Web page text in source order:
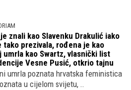
znali kao Slavenku Drakulić iako
tako prezivala, rođena je kao
umrla kao Swartz, vlasnički list
Vesne Pusić, otkrio tajnu
umrla poznata hrvatska feministica
u cijelom svijetu, ..